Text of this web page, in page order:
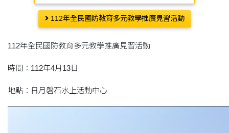
112年全民國防教育多元教學推廣見習活動
112年全民國防教育多元教學推廣見習活動
時間：112年4月13日
地點：日月磐石水上活動中心